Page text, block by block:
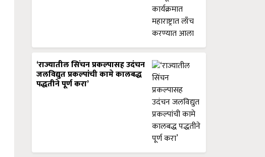
‘राज्यातील सिंचन प्रकल्पासह उदंचन
जलविद्युत प्रकल्पांची कामे कालबद्ध
पद्धतीने पूर्ण करा’